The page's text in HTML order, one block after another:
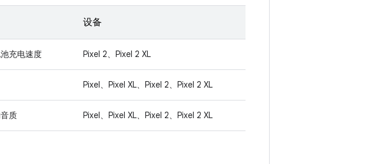
设备
充电速度 Pixel 2、Pixel 2 XL
Pixel、Pixel XL、Pixel 2、Pixel 2 XL
质 Pixel、Pixel XL、Pixel 2、Pixel 2 XL